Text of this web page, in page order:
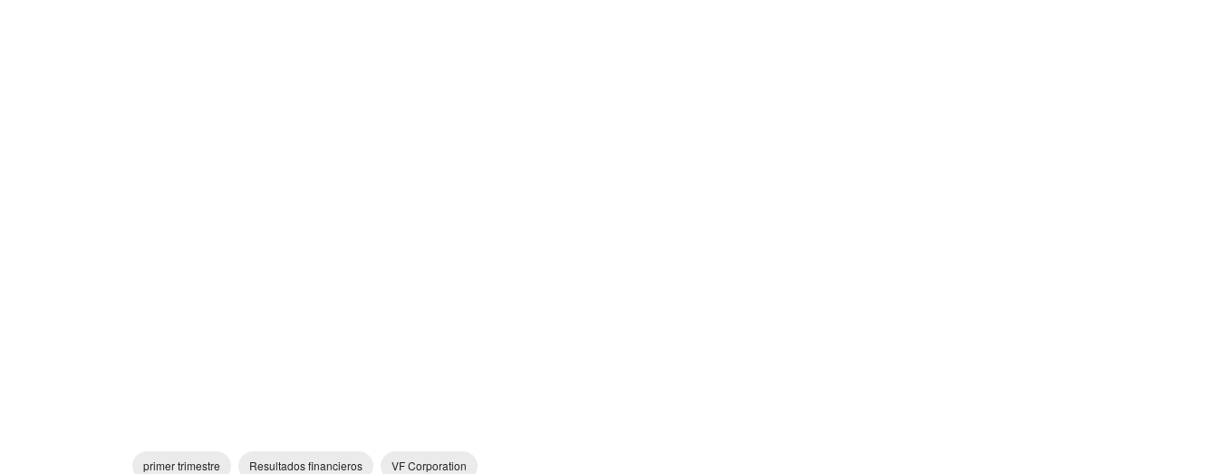
primer trimestre Resultados financieros VF Corporation